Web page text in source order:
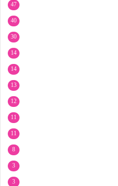
47
40
30
14
14
13
12
11
11
8
3
3